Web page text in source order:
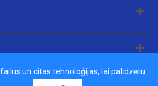
un citas tehnoloģijas, lai palīdzētu